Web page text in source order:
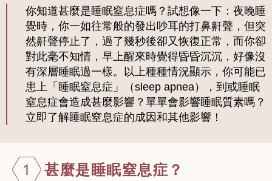
你知道甚麼是睡眠窒息症嗎？試想像一下：夜晚睡
覺時，你一如往常般的發出吵耳的打鼻鼾聲，但突
然鼾聲停止了，過了幾秒後卻又恢復正常，而你卻
對此毫不知情，早上醒來時覺得昏昏沉沉，好像沒
有深層睡眠過一樣。以上種種情況顯示，你可能已
患上「睡眠窒息症」（sleep apnea），到或睡眠
窒息症會造成甚麼影響？單單會影響睡眠質素嗎？
立即了解睡眠窒息症的成因和其他影響！
1 甚麼是睡眠窒息症？